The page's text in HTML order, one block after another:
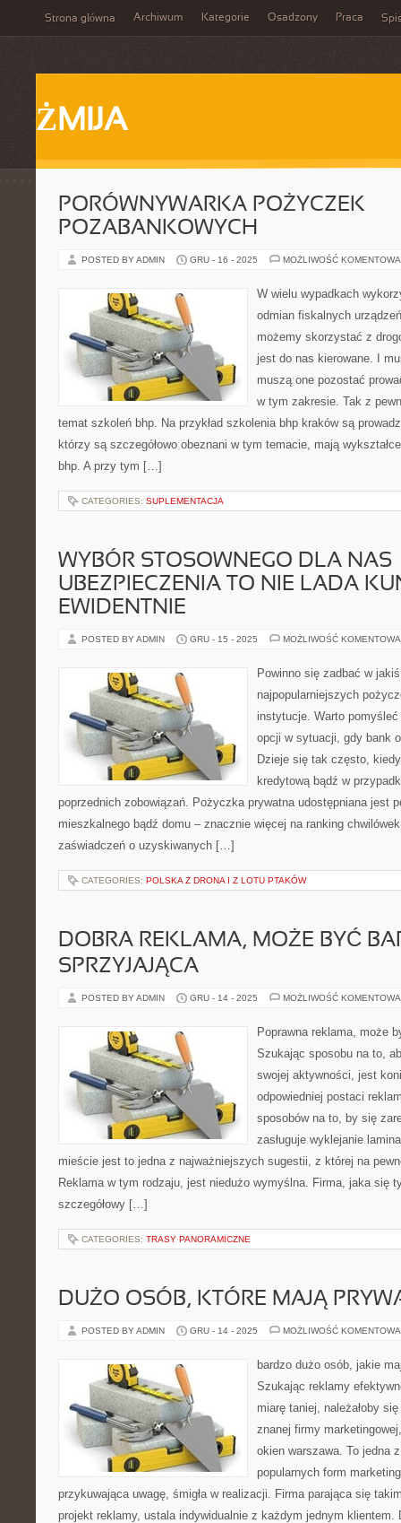
Strona główna Archiwum Kategorie Osadzony Praca
ŻMIJA
PORÓWNYWARKA POŻYCZEK
POZABANKOWYCH
POSTED BY ADMIN GRU - 16 - 2025 MOŻLIWOŚĆ
W wielu wypadkach
odmian fiskalnych
możemy skorzystać z
jest do nas kierowane. I
muszą one pozostać
w tym zakresie. Tak z
temat szkoleń bhp. Na przykład szkolenia bhp kraków są
którzy są szczegółowo obeznani w tym temacie, mają
bhp. A przy tym […]
CATEGORIES: SUPLEMENTACJA
WYBÓR STOSOWNEGO DLA NAS
UBEZPIECZENIA TO NIE LADA
EWIDENTNIE
POSTED BY ADMIN GRU - 15 - 2025 MOŻLIWOŚĆ
Powinno się zadbać w
najpopularniejszych
instytucje. Warto
opcji w sytuacji, gdy bank
Dzieje się tak często,
kredytową bądź w
poprzednich zobowiązań. Pożyczka prywatna udostępniana jest
mieszkalnego bądź domu – znacznie więcej na ranking
zaświadczeń o uzyskiwanych […]
CATEGORIES: POLSKA Z DRONA I Z LOTU PTAKÓW
DOBRA REKLAMA, MOŻE BYĆ
SPRZYJAJĄCA
POSTED BY ADMIN GRU - 14 - 2025 MOŻLIWOŚĆ
Poprawna reklama, może
Szukając sposobu na to,
swojej aktywności, jest
odpowiedniej postaci
sposobów na to, by się
zasługuje wyklejanie
mieście jest to jedna z najważniejszych sugestii, z której na
Reklama w tym rodzaju, jest niedużo wymyślna. Firma, jaka się
szczegółowy […]
CATEGORIES: TRASY PANORAMICZNE
DUŻO OSÓB, KTÓRE MAJĄ
POSTED BY ADMIN GRU - 14 - 2025 MOŻLIWOŚĆ
bardzo dużo osób, jakie
Szukając reklamy
miarę taniej, należałoby
znanej firmy
okien warszawa. To jedna
popularnych form
przykuwająca uwagę, śmigła w realizacji. Firma parająca się
projekt reklamy, ustala indywidualnie z każdym jednym klientem.